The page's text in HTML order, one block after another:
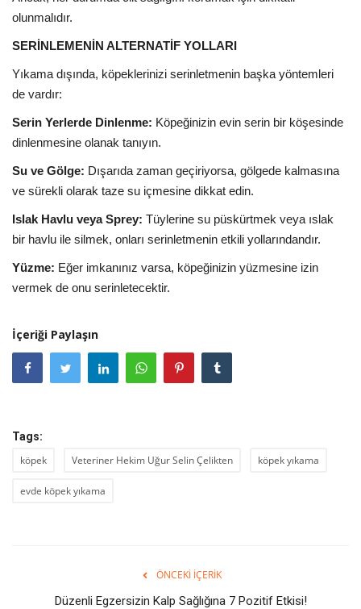
olunmalıdır.
SERİNLEMENİN ALTERNATİF YOLLARI
Yıkama dışında, köpeklerinizi serinletmenin başka yöntemleri
de vardır:
Serin Yerlerde Dinlenme: Köpeğinizin evin serin bir köşesinde
dinlenmesine olanak tanıyın.
Su ve Gölge: Dışarıda zaman geçiriyorsa, gölgede kalmasına
ve sürekli olarak taze su içmesine dikkat edin.
Islak Havlu veya Sprey: Tüylerine su püskürtmek veya ıslak
bir havlu ile silmek, onları serinletmenin etkili yollarındandır.
Yüzme: Eğer imkanınız varsa, köpeğinizin yüzmesine izin
vermek de onu serinletecektir.
İçeriği Paylaşın
Tags:
köpek Veteriner Hekim Uğur Selin Çelikten köpek yıkama
evde köpek yıkama
ÖNCEKI İÇERIK
Düzenli Egzersizin Kalp Sağlığına 7 Pozitif Etkisi!